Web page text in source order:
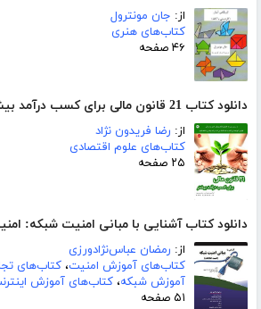
از: جان مونترول
کتاب‌های هنری
۴۶ صفحه
دانلود کتاب 21 قانون مالی برای کسب درآمد بیشتر
از: رضا فریدون نژاد
کتاب‌های علوم اقتصادی
۲۵ صفحه
دانلود کتاب آشنایی با مبانی امنیت شبکه:
از: رمضان عباس‌نژادورزی
کتاب‌های آموزش امنیت، کتاب‌های
آموزش شبکه، کتاب‌های آموزش
۵۱ صفحه